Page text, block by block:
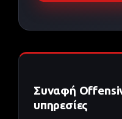
Συναφή
υπηρεσίες